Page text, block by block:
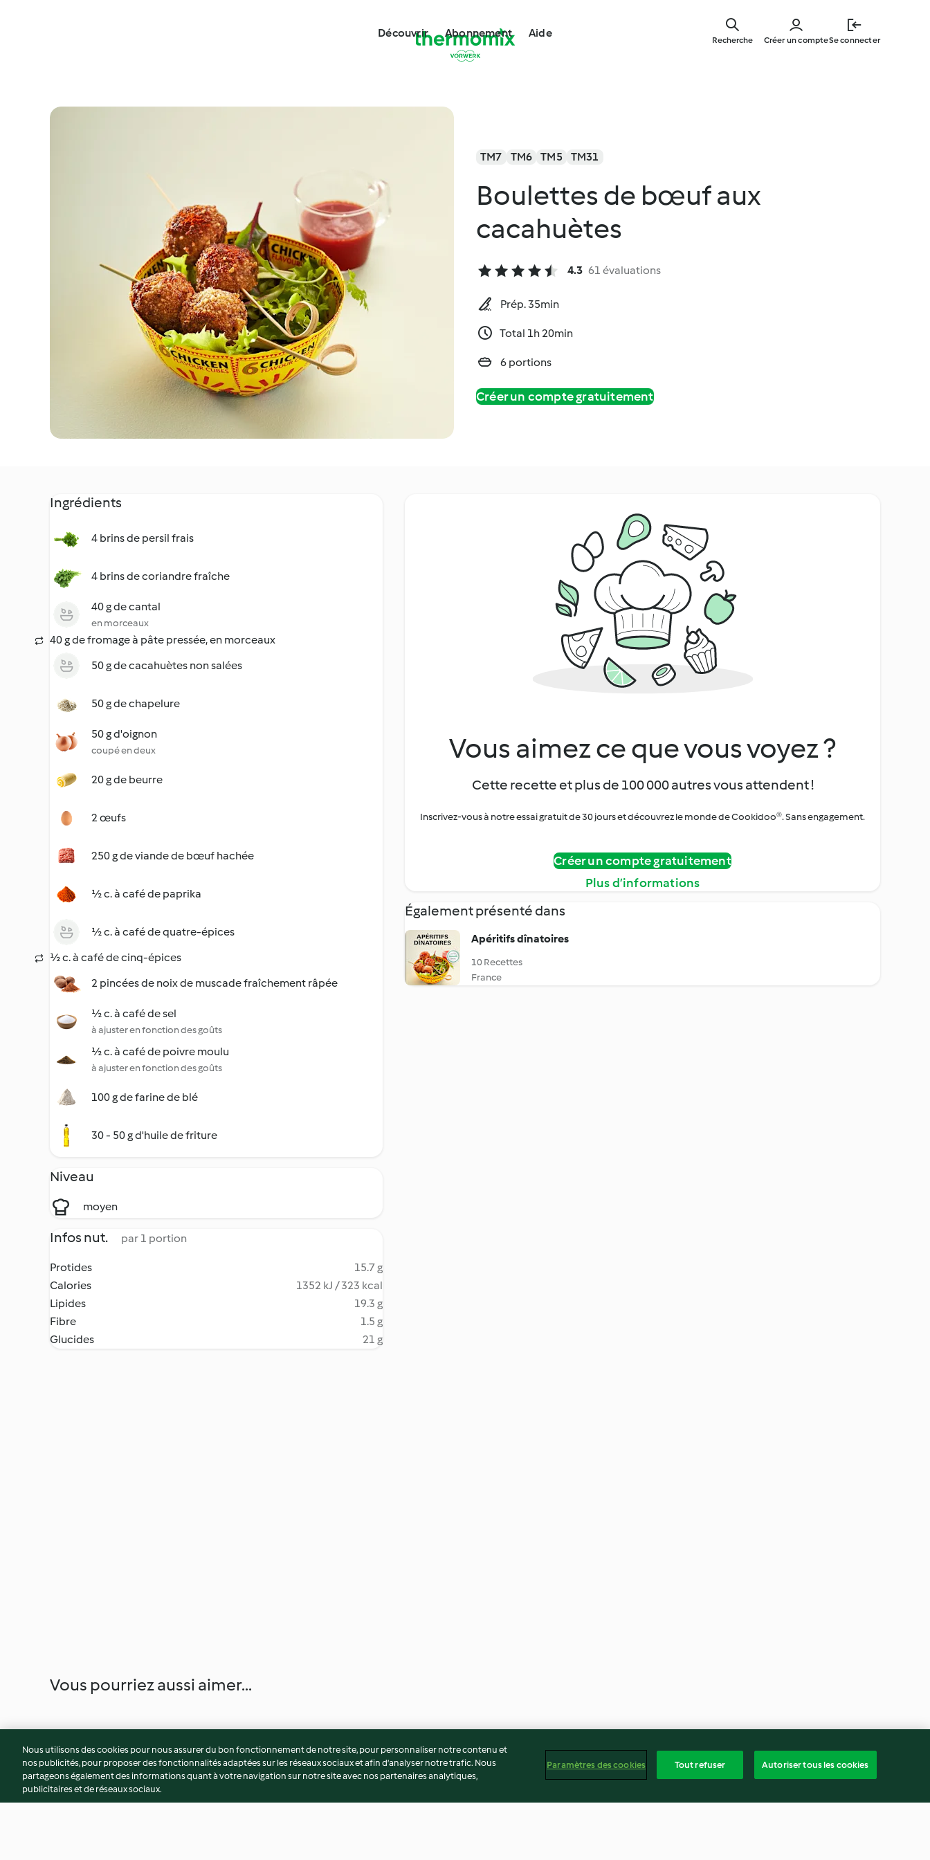
main
Découvrir Abonnement Aide
Créer un compteSe connecter
Recherche
TM7 TM6 TM5 TM31
Boulettes de bœuf aux
cacahuètes
4.3 61 évaluations
Prép. 35min
Total 1h 20min
6 portions
Créer un compte gratuitement
Ingrédients
4 brins de persil frais
4 brins de coriandre fraîche
40 g de cantal
en morceaux
40 g de fromage à pâte pressée, en morceaux
50 g de cacahuètes non salées
50 g de chapelure
50 g d'oignon
coupé en deux
20 g de beurre
2 œufs
250 g de viande de bœuf hachée
½ c. à café de paprika
½ c. à café de quatre-épices
½ c. à café de cinq-épices
2 pincées de noix de muscade fraîchement râpée
½ c. à café de sel
à ajuster en fonction des goûts
½ c. à café de poivre moulu
à ajuster en fonction des goûts
100 g de farine de blé
30 - 50 g d'huile de friture
Niveau
moyen
Infos nut. par 1 portion
Protides
15.7 g
Calories
1352 kJ / 323 kcal
Lipides
19.3 g
Fibre
1.5 g
Glucides
21 g
Vous aimez ce que vous voyez ?
Cette recette et plus de 100 000 autres vous attendent !
Inscrivez-vous à notre essai gratuit de 30 jours et découvrez le monde de Cookidoo®. Sans engagement.
Créer un compte gratuitement
Plus d’informations
Également présenté dans
Apéritifs dînatoires
10 Recettes
France
Vous pourriez aussi aimer...
Nous utilisons des cookies pour nous assurer du bon fonctionnement de notre site, pour personnaliser notre contenu et
nos publicités, pour proposer des fonctionnalités adaptées sur les réseaux sociaux et afin d’analyser notre trafic. Nous
partageons également des informations quant à votre navigation sur notre site avec nos partenaires analytiques,
publicitaires et de réseaux sociaux.
Paramètres des cookies Tout refuser Autoriser tous les cookies